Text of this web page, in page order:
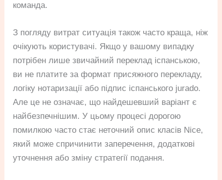
команда.
З погляду витрат ситуація також часто краща, ніж
очікують користувачі. Якщо у вашому випадку
потрібен лише звичайний переклад іспанською,
ви не платите за формат присяжного перекладу,
логіку нотаризації або підпис іспанського jurado.
Але це не означає, що найдешевший варіант є
найбезпечнішим. У цьому процесі дорогою
помилкою часто стає неточний опис класів Nice,
який може спричинити заперечення, додаткові
уточнення або зміну стратегії подання.